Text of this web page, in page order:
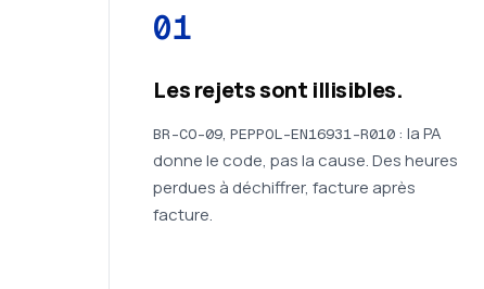
01
Les rejets sont illisibles.
BR-CO-09, PEPPOL-EN16931-R010 : la PA
donne le code, pas la cause. Des heures
perdues à déchiffrer, facture après
facture.